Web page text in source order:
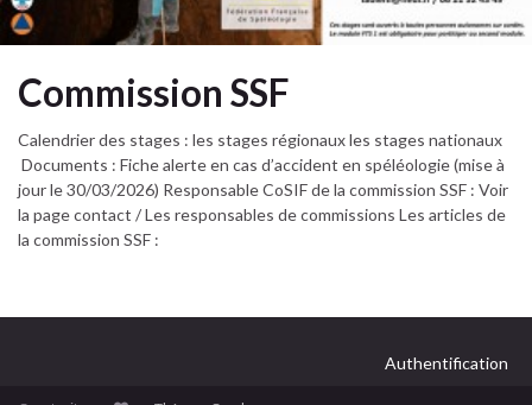
Commission SSF
Calendrier des stages : les stages régionaux les stages nationaux
Documents : Fiche alerte en cas d’accident en spéléologie (mise à
jour le 30/03/2026) Responsable CoSIF de la commission SSF : Voir
la page contact / Les responsables de commissions Les articles de
la commission SSF :
Authentification